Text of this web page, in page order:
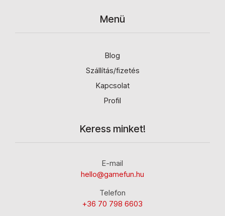
Menü
Blog
Szállítás/fizetés
Kapcsolat
Profil
Keress minket!
E-mail
hello@gamefun.hu
Telefon
+36 70 798 6603